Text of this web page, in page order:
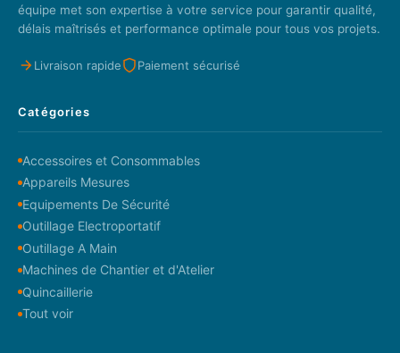
équipe met son expertise à votre service pour garantir qualité,
délais maîtrisés et performance optimale pour tous vos projets.
Livraison rapide Paiement sécurisé
Catégories
Accessoires et Consommables
Appareils Mesures
Equipements De Sécurité
Outillage Electroportatif
Outillage A Main
Machines de Chantier et d'Atelier
Quincaillerie
Tout voir